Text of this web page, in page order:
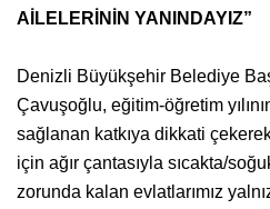
AİLELERİNİN YANINDAYIZ”
Denizli Büyükşehir Belediye
Çavuşoğlu, eğitim-öğretim
sağlanan katkıya dikkati
için ağır çantasıyla sıcakta/
zorunda kalan evlatlarımız